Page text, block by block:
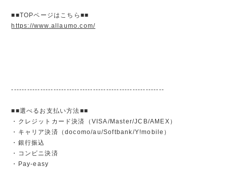
■■TOPページはこちら■■
https://www.allaumo.com/
----------------------------------------------------------
■■選べるお支払い方法■■
・クレジットカード決済（VISA/Master/JCB/AMEX）
・キャリア決済（docomo/au/Softbank/Y!mobile）
・銀行振込
・コンビニ決済
・Pay-easy